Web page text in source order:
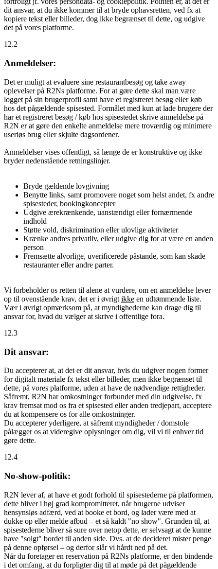
dit ansvar, at du ikke kommer til at bryde ophavsretten, ved fx at
kopiere tekst eller billeder, dog ikke begrænset til dette, og udgive
det på vores platforme.
12.2
Anmeldelser:
Det er muligt at evaluere sine restaurantbesøg og take away
oplevelser på R2Ns platforme. For at gøre dette skal man være
logget på sin brugerprofil samt have et registreret besøg eller køb
hos det pågældende spisested. Formålet med kun at lade brugere der
har et registreret besøg / køb hos spisestedet skrive anmeldelse på
R2N er at gøre den enkelte anmeldelse mere troværdig og minimere
useriøs brug eller skjulte dagsordener.
Anmeldelser vises offentligt, så længe de er konstruktive og ikke
bryder nedenstående retningslinjer.
Bryde gældende lovgivning
Benytte links, samt promovere noget som helst andet, fx andre
spisesteder, bookingkoncepter
Udgive ærekrænkende, uanstændigt eller fornærmende
indhold
Støtte vold, diskrimination eller ulovlige aktiviteter
Krænke andres privatliv, eller udgive dig for at være en anden
person
Fremsætte alvorlige, uverificerede påstande, som kan skade
restauranter eller andre parter.
Vi forbeholder os retten til alene at vurdere, om en anmeldelse lever
op til ovenstående krav, det er i øvrigt ikke en udtømmende liste.
Vær i øvrigt opmærksom på, at myndighederne kan drage dig til
ansvar for, hvad du vælger at skrive i offentlige fora.
12.3
Dit ansvar:
Du accepterer at, at det er dit ansvar, hvis du udgiver nogen former
for digitalt materiale fx tekst eller billeder, men ikke begrænset til
dette, på vores platforme, uden at have de nødvendige rettigheder.
Såfremt, R2N har omkostninger forbundet med din udgivelse, fx
krav fremsat mod os fra et spisested eller anden tredjepart, acceptere
du at kompensere os for alle omkostninger.
Du accepterer yderligere, at såfremt myndigheder / domstole
pålægger os at videregive oplysninger om dig, vil vi til enhver tid
gøre dette.
12.4
No-show-politik:
R2N lever af, at have et godt forhold til spisestederne på platformen,
dette bliver i høj grad kompromitteret, når brugerne udviser
hensynsløs adfærd, ved at booke et bord, og lader være med at
dukke op eller melde afbud – et så kaldt "no show". Grunden til, at
spisestederne bliver så sure over netop dette, er selvsagt at de kunne
have "solgt" bordet til anden side. Dvs. at de decideret mister penge
på denne opførsel – og derfor slår vi hårdt ned på det.
Når du foretager en reservation på R2Ns platforme, er den bindende
i det omfang, at du forpligter dig til at møde på det pågældende